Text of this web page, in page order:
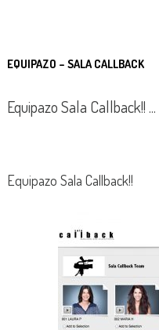
EQUIPAZO – SALA CALLBACK
Equipazo Sala Callback!! ...
Equipazo Sala Callback!!